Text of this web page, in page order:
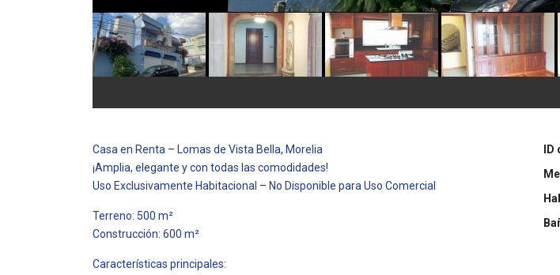
Casa en Renta – Lomas de Vista Bella, Morelia
¡Amplia, elegante y con todas las comodidades!
Uso Exclusivamente Habitacional – No Disponible para Uso Comercial
Terreno: 500 m²
Construcción: 600 m²
Características principales: